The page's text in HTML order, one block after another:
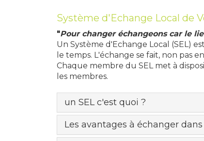
Système d'Echange Local de
"Pour changer échangeons car le
Un Système d'Echange Local (SEL)
le temps. L'échange se fait, non pas
Chaque membre du SEL met à
les membres.
un SEL c'est quoi ?
Les avantages à échanger